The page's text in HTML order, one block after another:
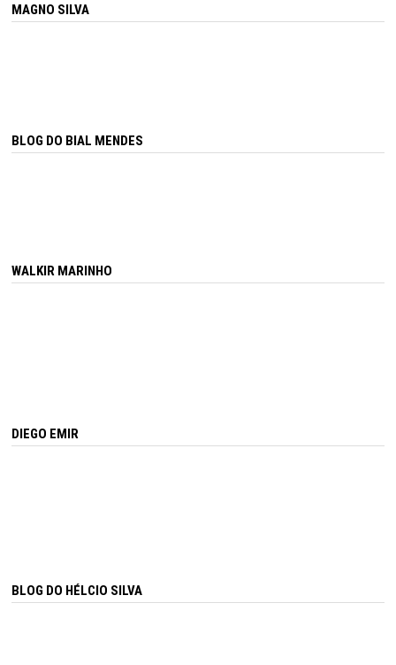
MAGNO SILVA
BLOG DO BIAL MENDES
WALKIR MARINHO
DIEGO EMIR
BLOG DO HÉLCIO SILVA